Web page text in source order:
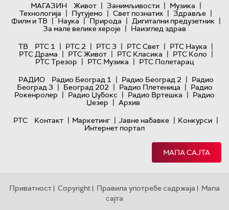
МАГАЗИН
Живот | Занимљивости | Музика |
Технологијa | Путујемо | Свет познатих | Здравље |
Филм и ТВ | Наука | Природа | Дигитални предузетник |
За мале велике хероје | Наизглед здрав
ТВ
РТС 1 | РТС 2 | РТС 3 | РТС Свет | РТС Наука |
РТС Драма | РТС Живот | РТС Класика | РТС Коло |
РТС Трезор | РТС Музика | РТС Полетарац
РАДИО
Радио Београд 1 | Радио Београд 2 | Радио
Београд 3 | Београд 202 | Радио Плетеница | Радио
Рокенролер | Радио Џубокс | Радио Вртешка | Радио
Џезер | Архив
РТС
Контакт | Маркетинг | Јавне набавке | Конкурси |
Интернет портал
МАПА САЈТА
Приватност | Copyright | Правила употребе садржаја | Мапа
сајта